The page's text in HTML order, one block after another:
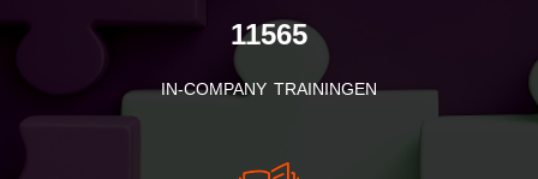
11565
IN-COMPANY TRAININGEN